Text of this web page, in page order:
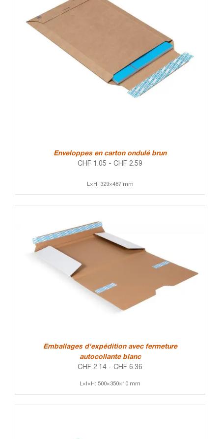
Enveloppes en carton ondulé brun
CHF 1.05 - CHF 2.59
L×H: 329×487 mm
Emballages d'expédition avec fermeture
autocollante blanc
CHF 2.14 - CHF 6.36
L×l×H: 500×350×10 mm